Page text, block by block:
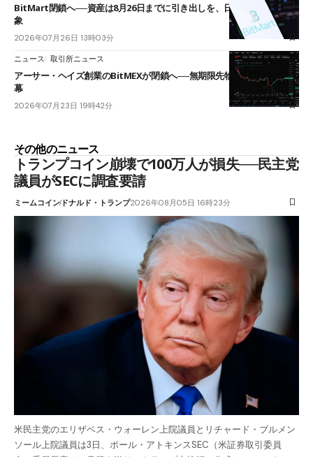
BitMart閉鎖へ──資産は8月26日までに引き出しを、日本人利用者も対
象
2026年07月26日 13時03分
ニュース 取引所ニュース
アーサー・ヘイズ創業のBitMEXが閉鎖へ──無期限先物を生んだ11年に
幕
2026年07月23日 19時42分
その他のニュース
トランプコイン崩壊で100万人が損失──民主党
議員がSECに調査要請
ミームコインドナルド・トランプ2026年08月05日 16時23分
米民主党のエリザベス・ウォーレン上院議員とリチャード・ブルメン
ソール上院議員は3日、ポール・アトキンスSEC（米証券取引委員